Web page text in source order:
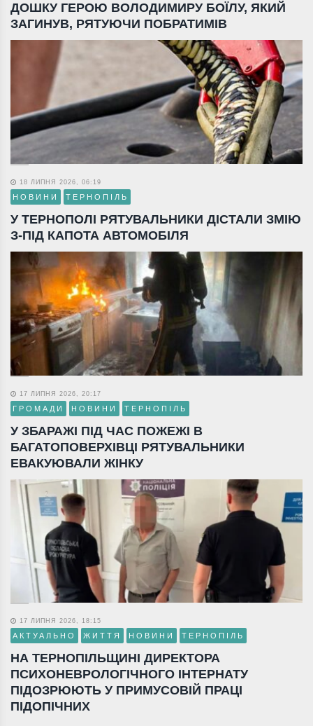
ДОШКУ ГЕРОЮ ВОЛОДИМИРУ БОЇЛУ, ЯКИЙ
ЗАГИНУВ, РЯТУЮЧИ ПОБРАТИМІВ
18 ЛИПНЯ 2026, 06:19
НОВИНИ ТЕРНОПІЛЬ
У ТЕРНОПОЛІ РЯТУВАЛЬНИКИ ДІСТАЛИ ЗМІЮ
З-ПІД КАПОТА АВТОМОБІЛЯ
17 ЛИПНЯ 2026, 20:17
ГРОМАДИ НОВИНИ ТЕРНОПІЛЬ
У ЗБАРАЖІ ПІД ЧАС ПОЖЕЖІ В
БАГАТОПОВЕРХІВЦІ РЯТУВАЛЬНИКИ
ЕВАКУЮВАЛИ ЖІНКУ
17 ЛИПНЯ 2026, 18:15
АКТУАЛЬНО ЖИТТЯ НОВИНИ ТЕРНОПІЛЬ
НА ТЕРНОПІЛЬЩИНІ ДИРЕКТОРА
ПСИХОНЕВРОЛОГІЧНОГО ІНТЕРНАТУ
ПІДОЗРЮЮТЬ У ПРИМУСОВІЙ ПРАЦІ
ПІДОПІЧНИХ